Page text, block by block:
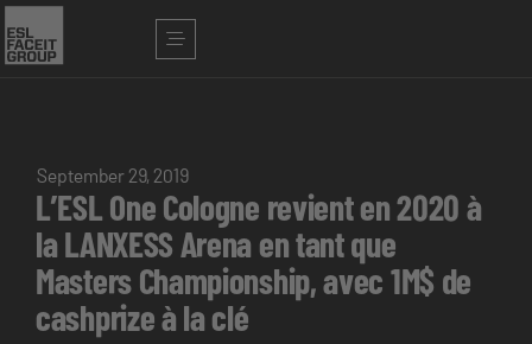
September 29, 2019
L’ESL One Cologne revient en 2020 à
la LANXESS Arena en tant que
Masters Championship, avec 1M$ de
cashprize à la clé